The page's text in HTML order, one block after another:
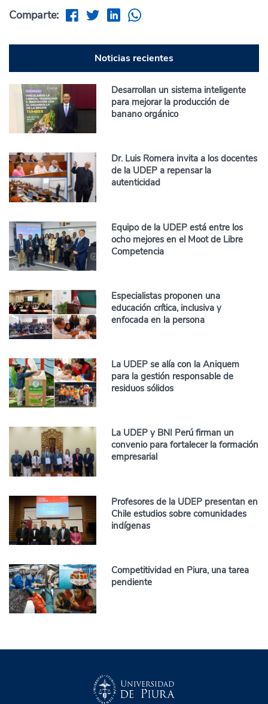
Comparte:
Noticias recientes
Desarrollan un sistema inteligente
para mejorar la producción de
banano orgánico
Dr. Luis Romera invita a los docentes
de la UDEP a repensar la
autenticidad
Equipo de la UDEP está entre los
ocho mejores en el Moot de Libre
Competencia
Especialistas proponen una
educación crítica, inclusiva y
enfocada en la persona
La UDEP se alía con la Aniquem
para la gestión responsable de
residuos sólidos
La UDEP y BNI Perú firman un
convenio para fortalecer la formación
empresarial
Profesores de la UDEP presentan en
Chile estudios sobre comunidades
indígenas
Competitividad en Piura, una tarea
pendiente